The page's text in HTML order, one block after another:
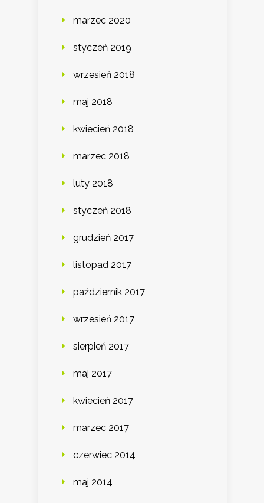
marzec 2020
styczeń 2019
wrzesień 2018
maj 2018
kwiecień 2018
marzec 2018
luty 2018
styczeń 2018
grudzień 2017
listopad 2017
październik 2017
wrzesień 2017
sierpień 2017
maj 2017
kwiecień 2017
marzec 2017
czerwiec 2014
maj 2014